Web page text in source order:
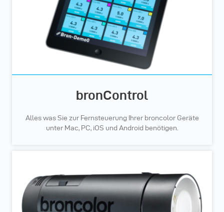
bronControl
Alles was Sie zur Fernsteuerung Ihrer broncolor Geräte
unter Mac, PC, iOS und Android benötigen.